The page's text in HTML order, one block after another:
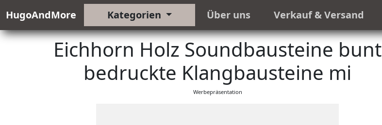
HugoAndMore Kategorien Über uns Verkauf & Versand
Eichhorn Holz Soundbausteine bunt
bedruckte Klangbausteine mi
Werbepräsentation